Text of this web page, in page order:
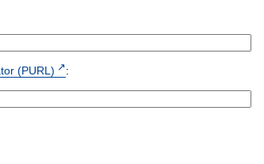
(PURL) :